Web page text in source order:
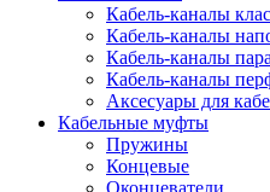
Кабель-каналы
Кабель-каналы
Кабель-каналы
Кабель-каналы
Аксесуары для
Кабельные муфты
Пружины
Концевые
Оконцеватели